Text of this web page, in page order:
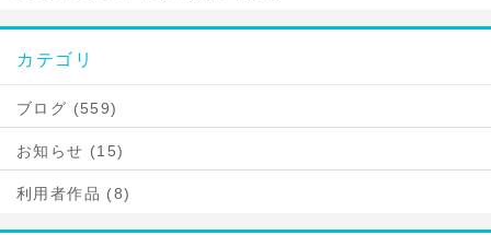
カテゴリ
ブログ (559)
お知らせ (15)
利用者作品 (8)